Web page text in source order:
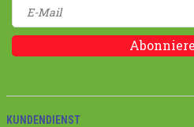
KUNDENDIENST